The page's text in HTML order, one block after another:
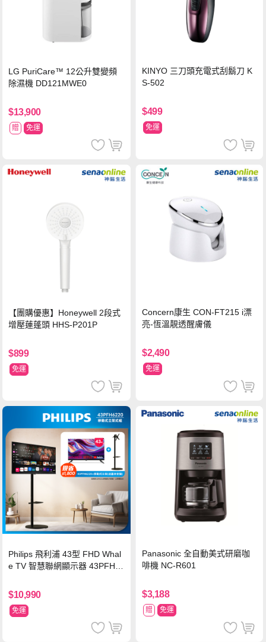
LG PuriCare™ 12公升雙變頻
除濕機 DD121MWE0
$13,900
贈 免運
KINYO 三刀頭充電式刮鬍刀 K
S-502
$499
免運
【團購優惠】Honeywell 2段式
增壓蓮蓬頭 HHS-P201P
$899
免運
Concern康生 CON-FT215 i漂
亮-恆溫靚透醒膚儀
$2,490
免運
Philips 飛利浦 43型 FHD Whal
e TV 智慧聯網顯示器 43PFH6
$10,990
免運
Panasonic 全自動美式研磨咖
啡機 NC-R601
$3,188
贈 免運